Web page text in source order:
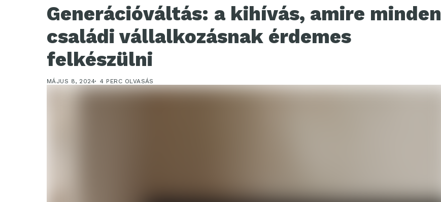
Generációváltás: a kihívás, amire minden
családi vállalkozásnak érdemes
felkészülni
MÁJUS 8, 2024 4 PERC OLVASÁS